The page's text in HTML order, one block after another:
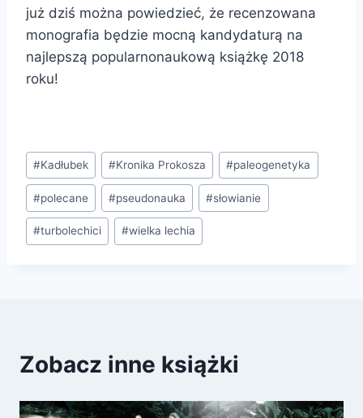
już dziś można powiedzieć, że recenzowana
monografia będzie mocną kandydaturą na
najlepszą popularnonaukową książkę 2018
roku!
Tagi
wpisu:
#Kadłubek #Kronika Prokosza #paleogenetyka
#polecane #pseudonauka #słowianie
#turbolechici #wielka lechia
Zobacz inne książki